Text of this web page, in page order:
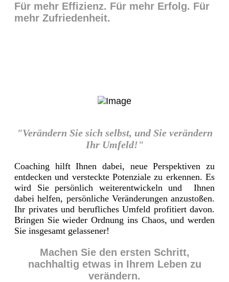
Für mehr Effizienz. Für mehr Erfolg. Für
mehr Zufriedenheit.
"Verändern Sie sich selbst, und Sie verändern
Ihr Umfeld!"
Coaching hilft Ihnen dabei, neue Perspektiven zu
entdecken und versteckte Potenziale zu erkennen. Es
wird Sie persönlich weiterentwickeln und Ihnen
dabei helfen, persönliche Veränderungen anzustoßen.
Ihr privates und berufliches Umfeld profitiert davon.
Bringen Sie wieder Ordnung ins Chaos, und werden
Sie insgesamt gelassener!
Machen Sie den ersten Schritt,
nachhaltig etwas in Ihrem Leben zu
verändern.